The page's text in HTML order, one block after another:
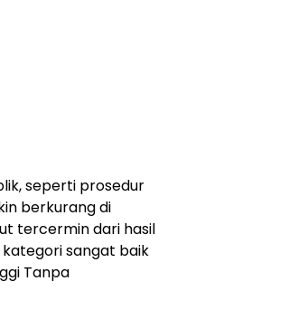
seperti prosedur
berkurang di
tercermin dari hasil
kategori sangat baik
Tanpa